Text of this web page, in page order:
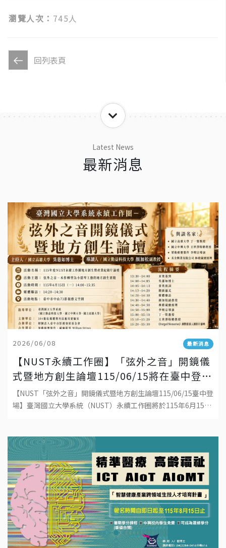
瀏覽人次： 745人
回列表頁
Latest News
最新消息
2026/06/08 最新消息
【NUST永續工作圈】「弦外之音」開鏡儀
式暨地方創生論壇115/06/15將在臺中登
場！
【NUST「弦外之音」開鏡儀式暨地方創生論壇115/06/15臺中登
場】臺灣國立大學系統（NUST）永續工作圈將於115年6月15日